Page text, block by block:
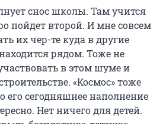
снос школы. Там учится
пойдет второй. И мне совсем
их чер-те куда в другие
рядом. Тоже не
в этом шуме и
«Космос» тоже
его сегодняшнее наполнение
Нет ничего для детей.